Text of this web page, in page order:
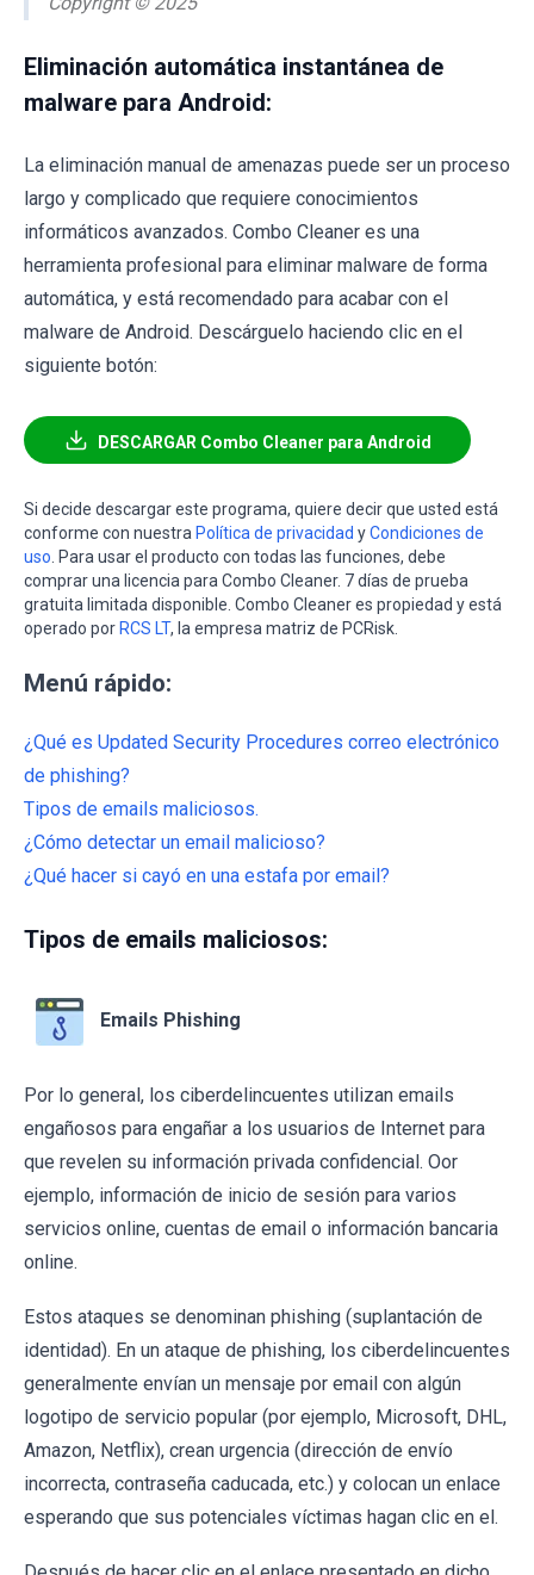
Eliminación automática instantánea de
malware para Android:
La eliminación manual de amenazas puede ser un proceso
largo y complicado que requiere conocimientos
informáticos avanzados. Combo Cleaner es una
herramienta profesional para eliminar malware de forma
automática, y está recomendado para acabar con el
malware de Android. Descárguelo haciendo clic en el
siguiente botón:
DESCARGAR Combo Cleaner para Android
Si decide descargar este programa, quiere decir que usted está
conforme con nuestra Política de privacidad yCondiciones de
uso . Para usar el producto con todas las funciones, debe
comprar una licencia para Combo Cleaner. 7 días de prueba
gratuita limitada disponible. Combo Cleaner es propiedad y está
operado por RCS LT, la empresa matriz de PCRisk.
Menú rápido:
¿Qué es Updated Security Procedures correo electrónico
de phishing?
Tipos de emails maliciosos.
¿Cómo detectar un email malicioso?
¿Qué hacer si cayó en una estafa por email?
Tipos de emails maliciosos:
Emails Phishing
Por lo general, los ciberdelincuentes utilizan emails
engañosos para engañar a los usuarios de Internet para
que revelen su información privada confidencial. Oor
ejemplo, información de inicio de sesión para varios
servicios online, cuentas de email o información bancaria
online.
Estos ataques se denominan phishing (suplantación de
identidad). En un ataque de phishing, los ciberdelincuentes
generalmente envían un mensaje por email con algún
logotipo de servicio popular (por ejemplo, Microsoft, DHL,
Amazon, Netflix), crean urgencia (dirección de envío
incorrecta, contraseña caducada, etc.) y colocan un enlace
esperando que sus potenciales víctimas hagan clic en el.